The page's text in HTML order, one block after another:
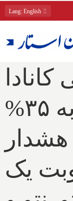
Lang: English
را از اوت به ۳۵%
هشدار
یک